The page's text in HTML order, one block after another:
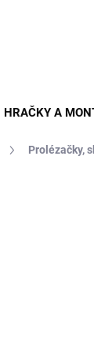
HRAČKY A
Prolézačky,